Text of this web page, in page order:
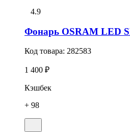
4.9
Фонарь OSRAM LED
Код товара: 282583
1 400 ₽
Кэшбек
+ 98